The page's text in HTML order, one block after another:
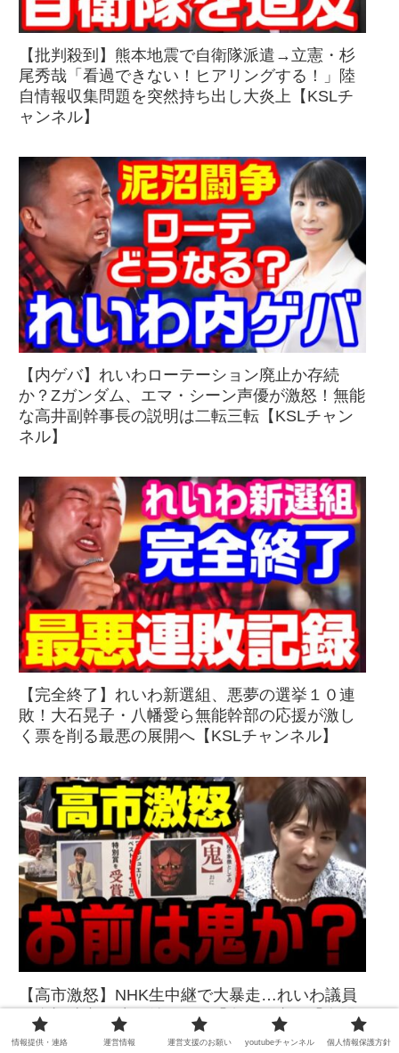
【批判殺到】熊本地震で自衛隊派遣→立憲・杉
尾秀哉「看過できない！ヒアリングする！」陸
自情報収集問題を突然持ち出し大炎上【KSLチ
ャンネル】
【内ゲバ】れいわローテーション廃止か存続
か？Zガンダム、エマ・シーン声優が激怒！無能
な高井副幹事長の説明は二転三転【KSLチャン
ネル】
【完全終了】れいわ新選組、悪夢の選挙１０連
敗！大石晃子・八幡愛ら無能幹部の応援が激し
く票を削る最悪の展開へ【KSLチャンネル】
【高市激怒】NHK生中継で大暴走…れいわ議員
が全視聴者を凍り付かせた「鬼の写真」「人間
の心は？」最悪の誹謗中傷で懲罰か？【KSLチ
情報提供・連絡 運営情報 運営支援のお願い youtubeチャンネル 個人情報保護方針